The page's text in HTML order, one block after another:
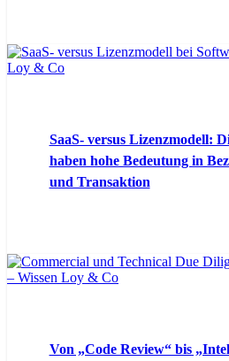
SaaS- versus Lizenzmodell:
haben hohe Bedeutung in
und Transaktion
Von „Code Review“ bis